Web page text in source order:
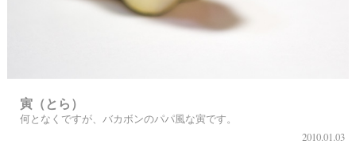
寅（とら）
何となくですが、バカボンのパパ風な寅です。
2010.01.03